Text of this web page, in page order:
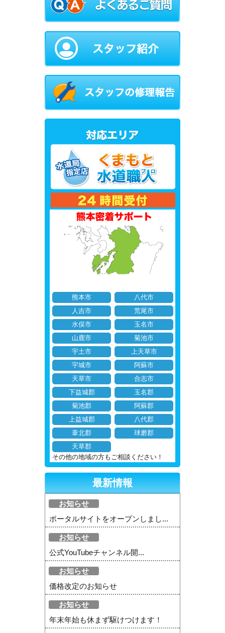
熊本市
八代市
人吉市
荒尾市
水俣市
玉名市
山鹿市
菊池市
宇土市
上天草市
宇城市
阿蘇市
天草市
合志市
下益城郡
玉名郡
菊池郡
阿蘇郡
上益城郡
八代郡
葦北郡
球磨郡
天草郡
その他の地域の方もご相談ください！
最新情報
お知らせ
ポータルサイトをオープンしまし...
お知らせ
公式YouTubeチャンネル開...
お知らせ
価格改定のお知らせ
お知らせ
年末年始も休まず駆けつけます！